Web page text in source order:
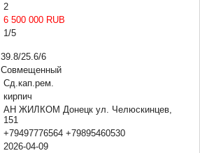
2
6 500 000 RUB
1/5
39.8/25.6/6
Совмещенный
Сд.кап.рем.
кирпич
АН ЖИЛКОМ Донецк ул. Челюскинцев,
151
+79497776564 +79895460530
2026-04-09